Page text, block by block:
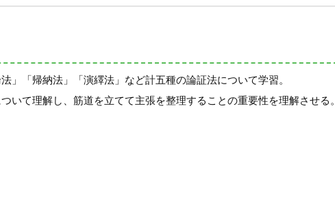
」「帰納法」「演繹法」など計五種の論証法について学習。
いて理解し、筋道を立てて主張を整理することの重要性を理解させる。